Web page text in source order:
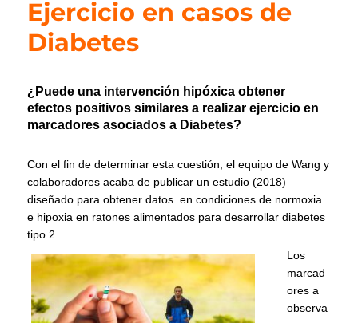
Ejercicio en casos de
Diabetes
¿Puede una intervención hipóxica obtener
efectos positivos similares a realizar ejercicio en
marcadores asociados a Diabetes?
Con el fin de determinar esta cuestión, el equipo de Wang y
colaboradores acaba de publicar un estudio (2018)
diseñado para obtener datos en condiciones de normoxia
e hipoxia en ratones alimentados para desarrollar diabetes
tipo 2.
Los
marcad
ores a
observa